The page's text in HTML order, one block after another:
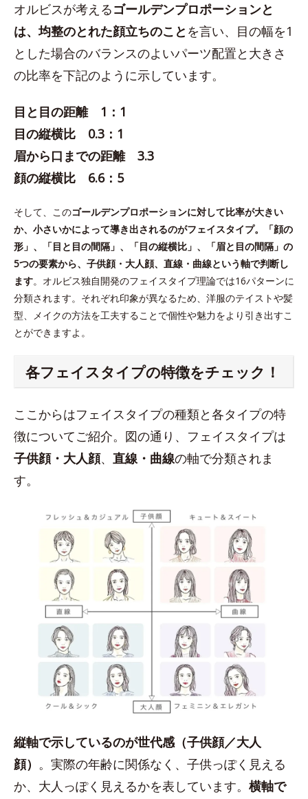
オルビスが考えるゴールデンプロポーションと
は、均整のとれた顔立ちのこと を言い、目の幅を1
とした場合のバランスのよいパーツ配置と大きさ
の比率を下記のように示しています。
目と目の距離 1：1
目の縦横比 0.3：1
眉から口までの距離 3.3
顔の縦横比 6.6：5
そして、このゴールデンプロポーションに対して比率が大きい
か、小さいかによって導き出されるのがフェイスタイプ。「顔の
形」、「目と目の間隔」、「目の縦横比」、「眉と目の間隔」の
5つの要素から、子供顔・大人顔、直線・曲線という軸で判断し
ます。オルビス独自開発のフェイスタイプ理論では16パターンに
分類されます。それぞれ印象が異なるため、洋服のテイストや髪
型、メイクの方法を工夫することで個性や魅力をより引き出すこ
とができますよ。
各フェイスタイプの特徴をチェック！
ここからはフェイスタイプの種類と各タイプの特
徴についてご紹介。図の通り、フェイスタイプは
子供顔・大人顔、 直線・曲線の軸で分類されま
す。
縦軸で示しているのが世代感（子供顔／大人
顔） 。実際の年齢に関係なく、子供っぽく見える
か、大人っぽく見えるかを表しています。 横軸で